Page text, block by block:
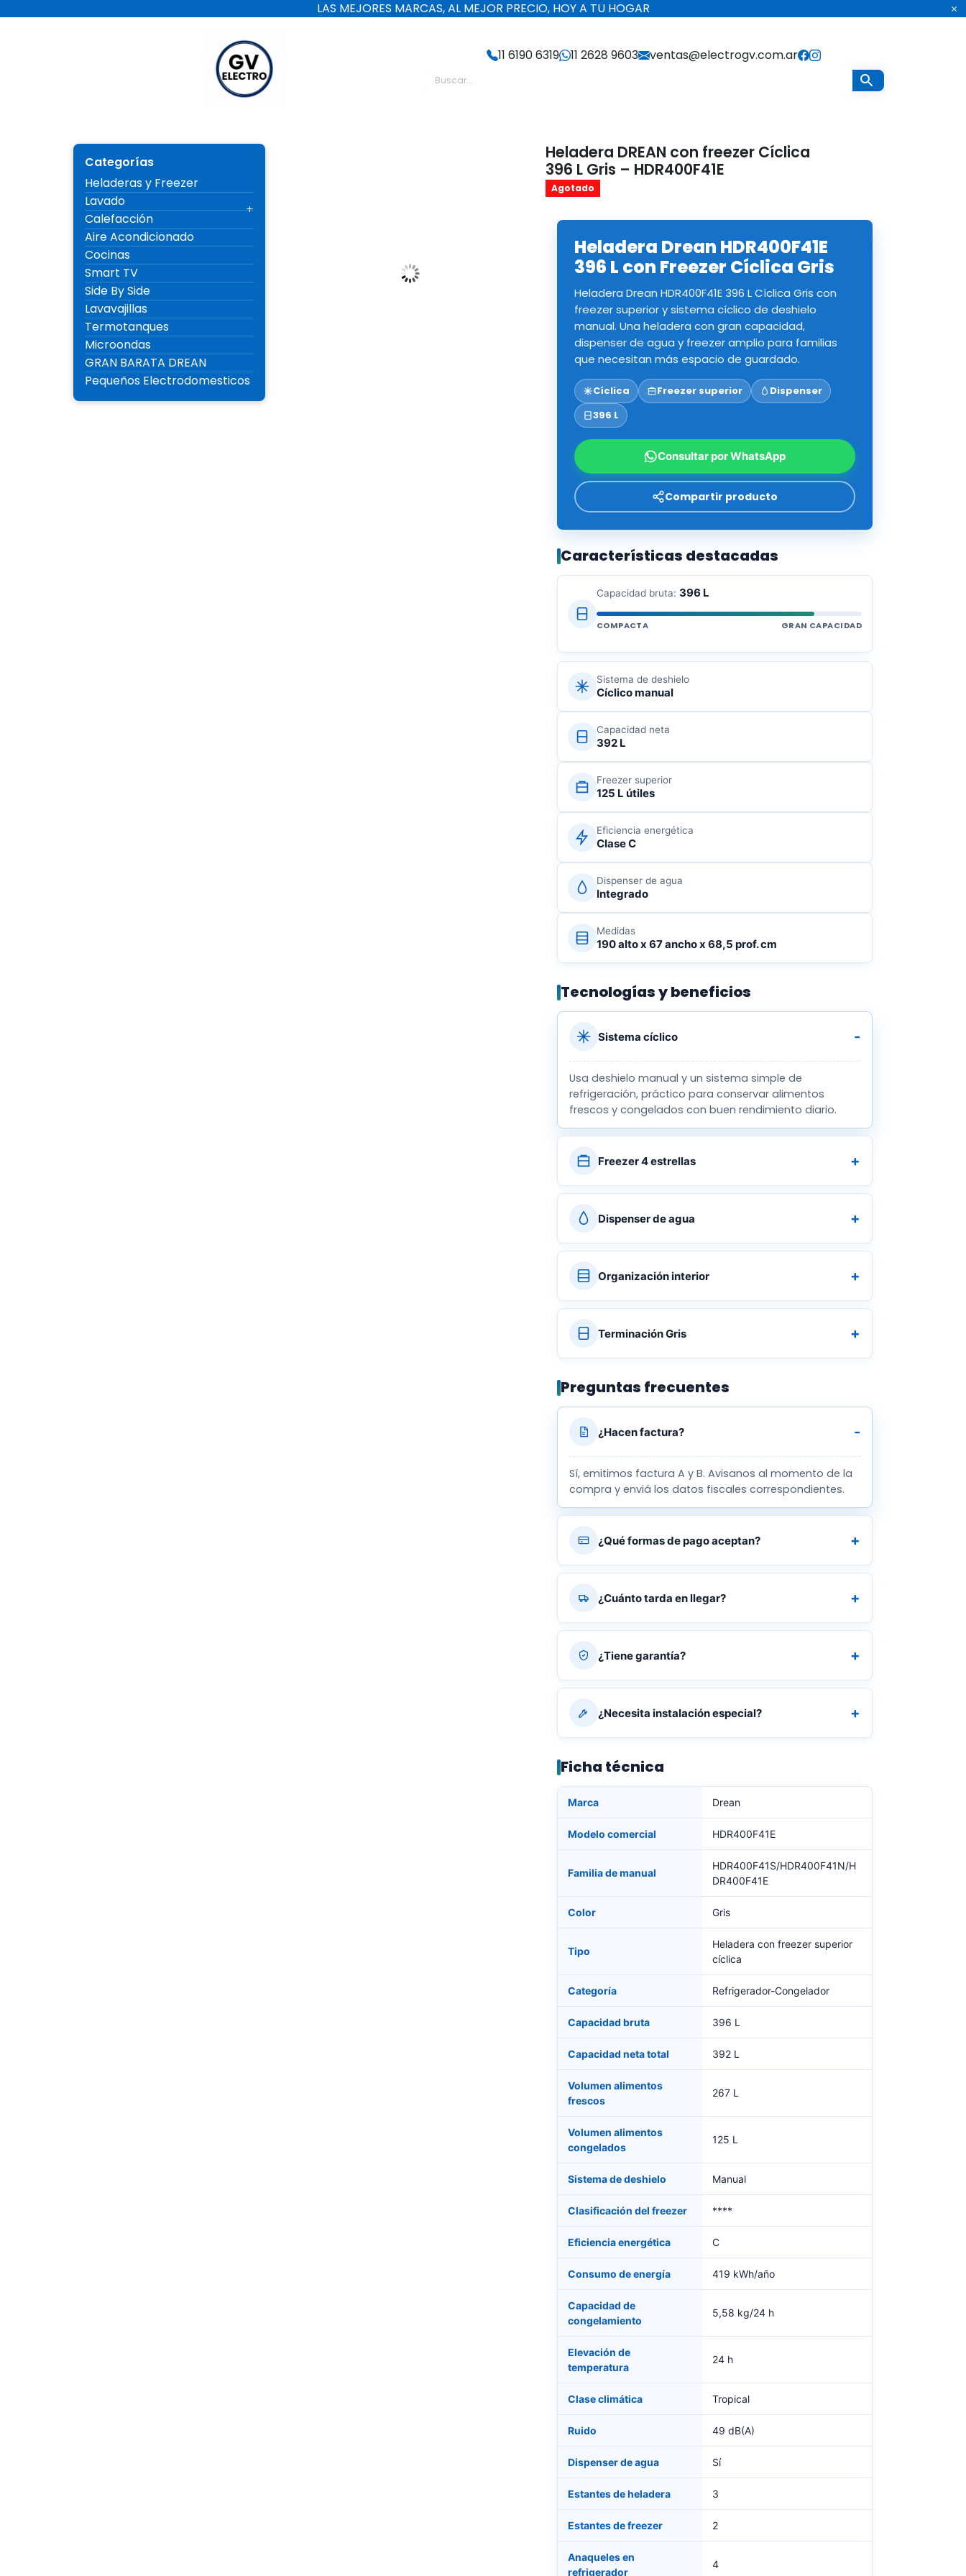
LAS MEJORES MARCAS, AL MEJOR PRECIO, HOY A TU HOGAR
11 6190 6319 11 2628 9603 ventas@electrogv.com.ar
Categorías
Heladeras y Freezer
Lavado
Calefacción
Aire Acondicionado
Cocinas
Smart TV
Side By Side
Lavavajillas
Termotanques
Microondas
GRAN BARATA DREAN
Pequeños Electrodomesticos
Heladera DREAN con freezer Cíclica
396 L Gris – HDR400F41E
Agotado
Heladera Drean HDR400F41E
396 L con Freezer Cíclica Gris
Heladera Drean HDR400F41E 396 L Cíclica Gris con
freezer superior y sistema cíclico de deshielo
manual. Una heladera con gran capacidad,
dispenser de agua y freezer amplio para familias
que necesitan más espacio de guardado.
Cíclica Freezer superior
Dispenser
396 L
Consultar por WhatsApp
Compartir producto
Características destacadas
Capacidad bruta: 396 L
COMPACTA GRAN CAPACIDAD
Sistema de deshielo
Cíclico manual
Capacidad neta
392 L
Freezer superior
125 L útiles
Eficiencia energética
Clase C
Dispenser de agua
Integrado
Medidas
190 alto x 67 ancho x 68,5 prof. cm
Tecnologías y beneficios
Sistema cíclico
Usa deshielo manual y un sistema simple de
refrigeración, práctico para conservar alimentos
frescos y congelados con buen rendimiento diario.
Freezer 4 estrellas
Dispenser de agua
Organización interior
Terminación Gris
Preguntas frecuentes
¿Hacen factura?
Sí, emitimos factura A y B. Avisanos al momento de la
compra y enviá los datos fiscales correspondientes.
¿Qué formas de pago aceptan?
¿Cuánto tarda en llegar?
¿Tiene garantía?
¿Necesita instalación especial?
Ficha técnica
Marca Drean
Modelo comercial HDR400F41E
Familia de manual
HDR400F41S/HDR400F41N/H
DR400F41E
Color Gris
Tipo
Heladera con freezer superior
cíclica
Categoría Refrigerador-Congelador
Capacidad bruta 396 L
Capacidad neta total 392 L
Volumen alimentos
frescos
267 L
Volumen alimentos
congelados
125 L
Sistema de deshielo Manual
Clasificación del freezer ****
Eficiencia energética C
Consumo de energía 419 kWh/año
Capacidad de
congelamiento
5,58 kg/24 h
Elevación de
temperatura
24 h
Clase climática Tropical
Ruido 49 dB(A)
Dispenser de agua Sí
Estantes de heladera 3
Estantes de freezer 2
Anaqueles en
refrigerador
4